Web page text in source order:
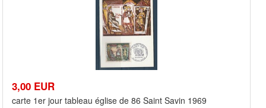
3,00 EUR
carte 1er jour tableau église de 86 Saint Savin 1969